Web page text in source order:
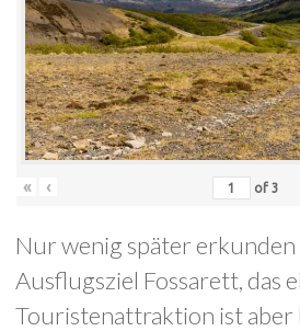
« ‹ of 3
Nur wenig später erkunden
Ausflugsziel Fossarett, das
Touristenattraktion ist aber